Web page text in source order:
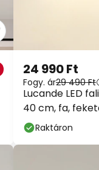
Lucande LED
40 cm, fa,
24 990 Ft
Fogy. ár29 490 Ft
Raktáron